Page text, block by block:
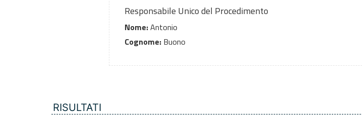
Responsabile Unico del Procedimento
Nome:Antonio
Cognome: Buono
RISULTATI